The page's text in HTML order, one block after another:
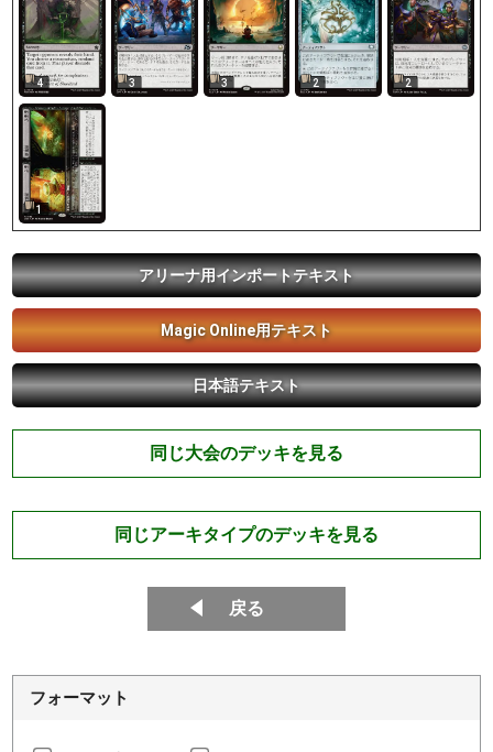
4 3 3 2 2
1
アリーナ用インポートテキスト
Magic Online用テキスト
日本語テキスト
同じ大会のデッキを見る
同じアーキタイプのデッキを見る
戻る
フォーマット